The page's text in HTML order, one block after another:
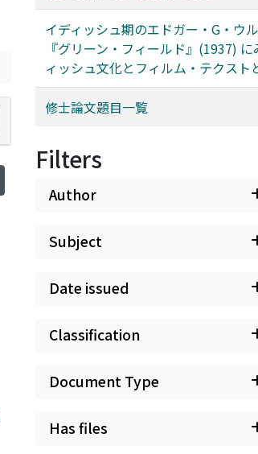
イディッシュ期のエドガー・G・ウ
『グリーン・フィールド』(1937)
ィッシュ文化とフィルム・テクスト
修士論文題目一覧
Filters
Author
Subject
Date issued
Classification
Document Type
Has files